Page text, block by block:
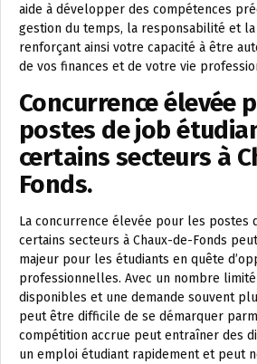
aide à développer des compétences
gestion du temps, la responsabilité et la
renforçant ainsi votre capacité à être
de vos finances et de votre vie
Concurrence élevée
postes de job
certains secteurs à
Fonds.
La concurrence élevée pour les postes
certains secteurs à Chaux-de-Fonds
majeur pour les étudiants en quête
professionnelles. Avec un nombre
disponibles et une demande souvent
peut être difficile de se démarquer
compétition accrue peut entraîner des
un emploi étudiant rapidement et peut